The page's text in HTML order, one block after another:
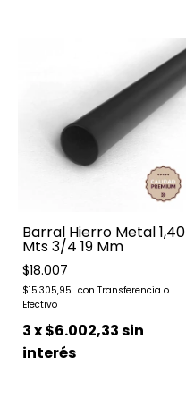
Barral Hierro Metal 1,40
Mts 3/4 19 Mm
$18.007
$15.305,95
3x$6.002,33sin
interés